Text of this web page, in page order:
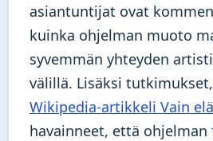
asiantuntijat ovat
kuinka ohjelman muoto
syvemmän yhteyden
välillä. Lisäksi
Wikipedia-artikkeli Vain
havainneet, että